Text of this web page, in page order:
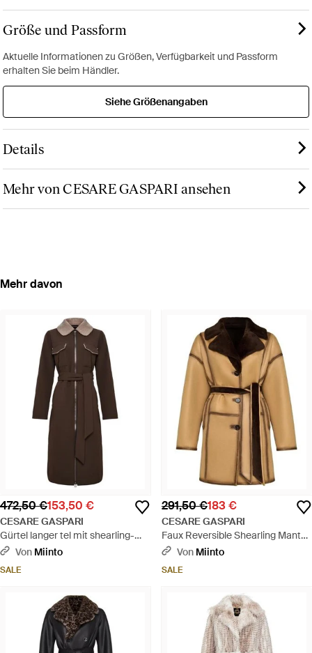
Größe und Passform
Aktuelle Informationen zu Größen, Verfügbarkeit und Passform
erhalten Sie beim Händler.
Siehe Größenangaben
Details
Mehr von CESARE GASPARI ansehen
Mehr davon
472,50 €153,50 €
CESARE GASPARI
Gürtel langer tel mit shearling-
kragen - Braun
Von Miinto
SALE
291,50 €183 €
CESARE GASPARI
Faux Reversible Shearling Mantel
Mit Gürtel - Braun
Von Miinto
SALE